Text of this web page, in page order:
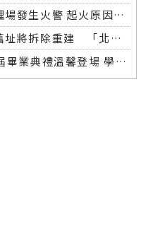
吉安鄉垃圾掩埋場發生火警 起火原因待釐清
花蓮國統飯店舊址將拆除重建 「北昌安居」社會住宅預計2029年完工
吉安國中第55屆畢業典禮溫馨登場 學生獻花擁抱感動全場